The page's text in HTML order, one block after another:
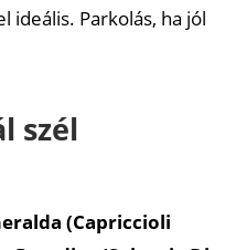
ideális. Parkolás, ha jól
szél
(Capriccioli